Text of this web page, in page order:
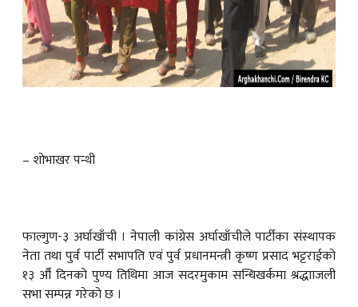
– शोभाखर पन्थी
फाल्गुण-३ अर्घाखाँची । नेपाली कांग्रेस अर्घाखाँचीले पार्टीका संस्थापक
नेता तथा पुर्व पार्टी सभापति एवं पुर्व प्रधानमन्त्री कृष्ण प्रसाद भट्टराईको
१३ औँ दिनको पुण्य तिथिमा आज सदरमुकाम सन्धिखर्कमा श्रद्धााजली
सभा सम्पन्न गरेको छ ।